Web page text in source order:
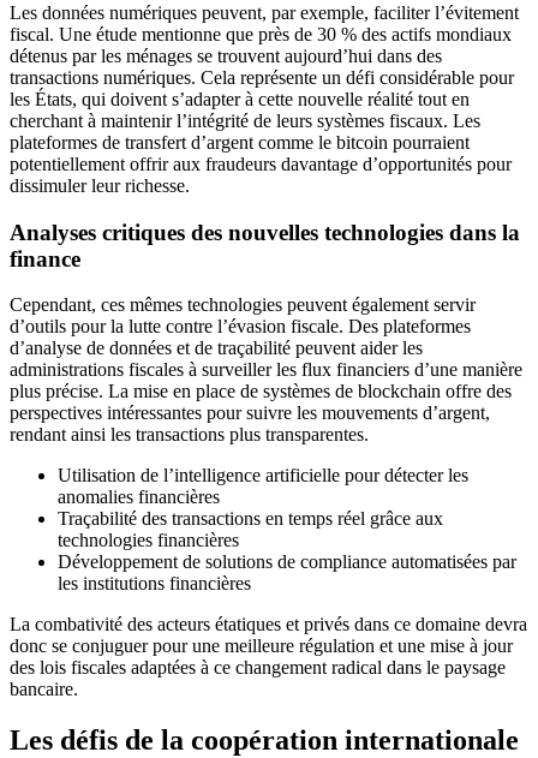
Les données numériques peuvent, par exemple, faciliter l’évitement
fiscal. Une étude mentionne que près de 30 % des actifs mondiaux
détenus par les ménages se trouvent aujourd’hui dans des
transactions numériques. Cela représente un défi considérable pour
les États, qui doivent s’adapter à cette nouvelle réalité tout en
cherchant à maintenir l’intégrité de leurs systèmes fiscaux. Les
plateformes de transfert d’argent comme le bitcoin pourraient
potentiellement offrir aux fraudeurs davantage d’opportunités pour
dissimuler leur richesse.
Analyses critiques des nouvelles technologies dans la
finance
Cependant, ces mêmes technologies peuvent également servir
d’outils pour la lutte contre l’évasion fiscale. Des plateformes
d’analyse de données et de traçabilité peuvent aider les
administrations fiscales à surveiller les flux financiers d’une manière
plus précise. La mise en place de systèmes de blockchain offre des
perspectives intéressantes pour suivre les mouvements d’argent,
rendant ainsi les transactions plus transparentes.
Utilisation de l’intelligence artificielle pour détecter les
anomalies financières
Traçabilité des transactions en temps réel grâce aux
technologies financières
Développement de solutions de compliance automatisées par
les institutions financières
La combativité des acteurs étatiques et privés dans ce domaine devra
donc se conjuguer pour une meilleure régulation et une mise à jour
des lois fiscales adaptées à ce changement radical dans le paysage
bancaire.
Les défis de la coopération internationale